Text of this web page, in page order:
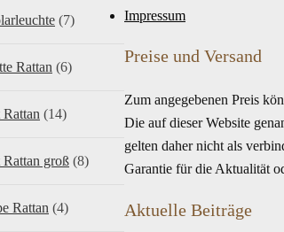
(7)
Rattan (6)
(14)
groß (8)
Rattan (4)
Impressum
Preise und Versand
Zum angegebenen Preis
Die auf dieser Website
gelten daher nicht als
Garantie für die Aktualität
Aktuelle Beiträge